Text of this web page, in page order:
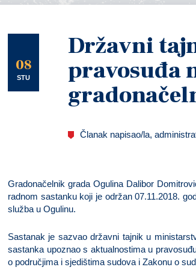
08
STU
Državni
pravosuđa
Članak napisao/la,
Gradonačelnik grada Ogulina Dalibor
radnom sastanku koji je održan 07.11.2018.
služba u Ogulinu.
Sastanak je sazvao državni tajnik u
sastanka upoznao s aktualnostima u
o područjima i sjedištima sudova i Zakonu o